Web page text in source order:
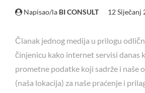
Napisao/la BI CONSULT 12 Siječanj
Članak jednog medija u prilogu
činjenicu kako internet servisi danas
prometne podatke koji sadrže i naše
(naša lokacija) za naše praćenje i